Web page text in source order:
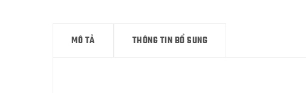
MÔ TẢ THÔNG TIN BỔ SUNG